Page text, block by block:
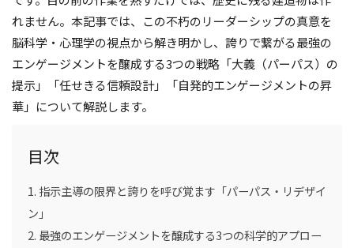
れません。本記事では、この不朽のリーダーシップの真意を
脳科学・心理学の視点から解き明かし、誇りで繋がる最強の
エンゲージメントを醸成する3つの戦略「大義（パーパス）の
提示」「任せきる信頼設計」「自発的エンゲージメントの昇
華」について解説します。
目次
指示主導の限界と誇りを呼び覚ます「パーパス・リデザイ
ン」
最強のエンゲージメントを醸成する3つの科学的アプロー